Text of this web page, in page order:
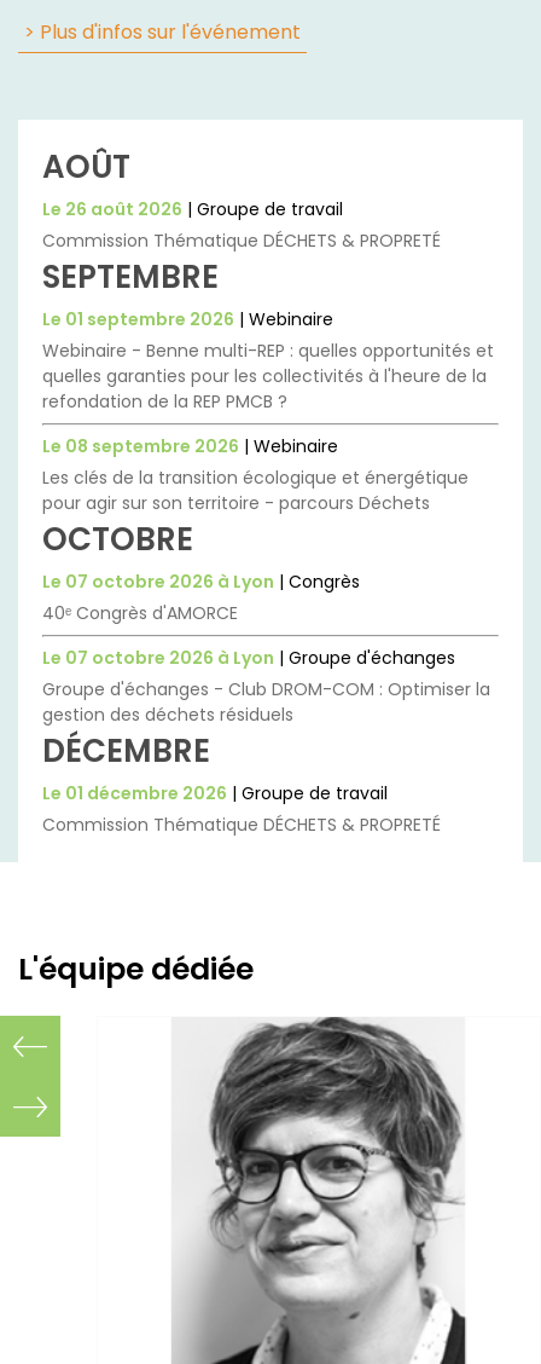
> Plus d'infos sur l'événement
AOÛT
Le 26 août 2026 | Groupe de travail
Commission Thématique DÉCHETS & PROPRETÉ
SEPTEMBRE
Le 01 septembre 2026 | Webinaire
Webinaire - Benne multi-REP : quelles opportunités et
quelles garanties pour les collectivités à l'heure de la
refondation de la REP PMCB ?
Le 08 septembre 2026 | Webinaire
Les clés de la transition écologique et énergétique
pour agir sur son territoire - parcours Déchets
OCTOBRE
Le 07 octobre 2026 à Lyon | Congrès
40ᵉ Congrès d'AMORCE
Le 07 octobre 2026 à Lyon | Groupe d'échanges
Groupe d'échanges - Club DROM-COM : Optimiser la
gestion des déchets résiduels
DÉCEMBRE
Le 01 décembre 2026 | Groupe de travail
Commission Thématique DÉCHETS & PROPRETÉ
L'équipe dédiée